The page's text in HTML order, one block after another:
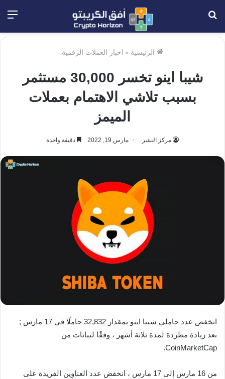
الرئيسية » اخبار العملات الرقمية
شيبا اينو تخسر 30,000 مستثمر
بسبب تلاشي الاهتمام بعملات
الميمز
مركز النشر مارس 19, 2022 دقيقة واحدة
انخفض عدد حاملي شيبا اينو بمقدار 32,832 حاملًا في 17 مارس ;
بعد زيادة مطردة لمدة ثلاثة أشهر ، وفقًا لبيانات من
CoinMarketCap.
من 16 مارس إلى 17 مارس ، انخفض عدد العناوين الفريدة على